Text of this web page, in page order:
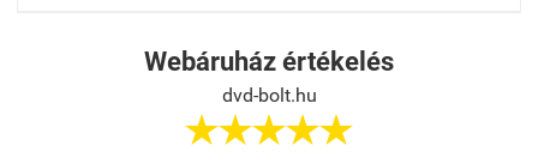
Webáruház értékelés
dvd-bolt.hu
